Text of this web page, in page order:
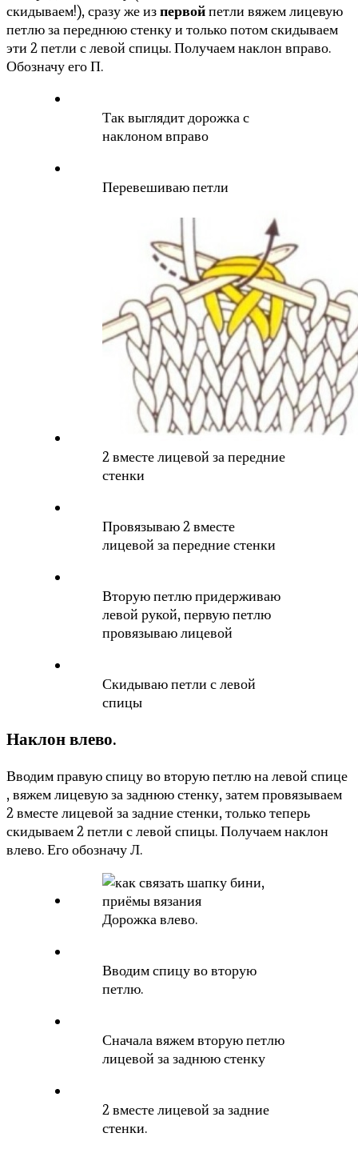
скидываем!), сразу же изпервойпетли вяжем лицевую
петлю за переднюю стенку и только потом скидываем
эти 2 петли с левой спицы. Получаем наклон вправо.
Обозначу его П.
Так выглядит дорожка с
наклоном вправо
Перевешиваю петли
2 вместе лицевой за передние
стенки
Провязываю 2 вместе
лицевой за передние стенки
Вторую петлю придерживаю
левой рукой, первую петлю
провязываю лицевой
Скидываю петли с левой
спицы
Наклон влево.
Вводим правую спицу во вторую петлю на левой спице
, вяжем лицевую за заднюю стенку, затем провязываем
2 вместе лицевой за задние стенки, только теперь
скидываем 2 петли с левой спицы. Получаем наклон
влево. Его обозначу Л.
Дорожка влево.
Вводим спицу во вторую
петлю.
Сначала вяжем вторую петлю
лицевой за заднюю стенку
2 вместе лицевой за задние
стенки.